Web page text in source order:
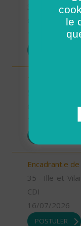
35 - Ille-et-
17/07/2026
1 Auxiliaire de
Encadrant.e
35 - Ille-et-
CDI
16/07/2026
POSTULER
le